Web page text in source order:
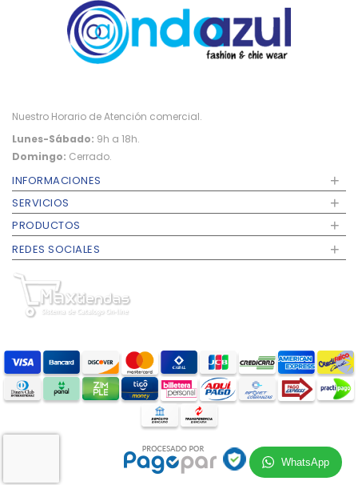
Nuestro Horario de Atención comercial.
Lunes-Sábado: 9h a 18h.
Domingo: Cerrado.
INFORMACIONES +
SERVICIOS +
PRODUCTOS +
REDES SOCIALES +
WhatsApp